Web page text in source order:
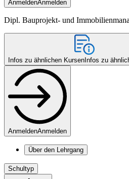
AnmeldenAnmelden
Dipl. Bauprojekt- und
Infos zu ähnlichen Kursen Infos zu
AnmeldenAnmelden
Über den Lehrgang
Schultyp